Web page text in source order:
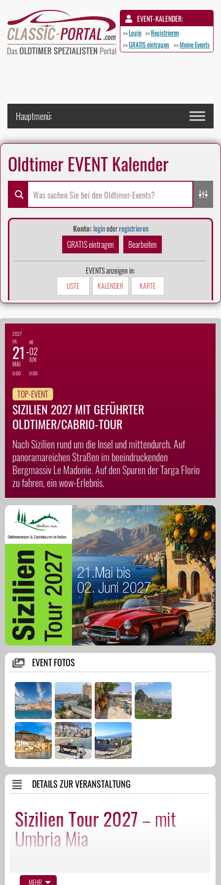
EVENT-KALENDER:
>>Login >>Registrieren
>>GRATIS eintragen >>Meine Events
Oldtimer EVENT Kalender
Konto: loginoderregistrieren
GRATIS eintragen Bearbeiten
EVENTS anzeigen in:
LISTE
KALENDER KARTE
2027
FR
21
MAI
0:00
MI
02
JUN
0:00
TOP-EVENT
SIZILIEN 2027 MIT GEFÜHRTER
OLDTIMER/CABRIO-TOUR
Nach Sizilien rund um die Insel und mittendurch. Auf
panoramareichen Straßen im beeindruckenden
Bergmassiv Le Madonie. Auf den Spuren der Targa Florio
zu fahren, ein wow-Erlebnis.
EVENT FOTOS
DETAILS ZUR VERANSTALTUNG
Sizilien Tour 2027– mit
Umbria Mia
MEHR